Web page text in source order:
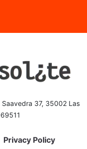
37, 35002 Las
Privacy Policy